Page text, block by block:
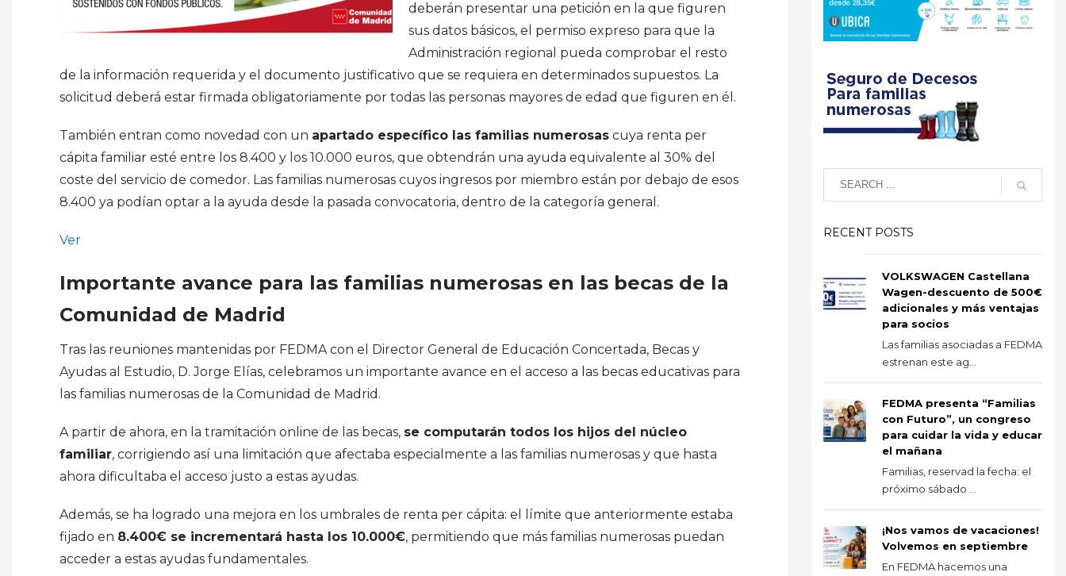
deberán presentar una petición en la que figuren
sus datos básicos, el permiso expreso para que la
Administración regional pueda comprobar el resto
de la información requerida y el documento justificativo que se requiera en determinados supuestos. La
solicitud deberá estar firmada obligatoriamente por todas las personas mayores de edad que figuren en él.
También entran como novedad con un apartado específico las familias numerosas cuya renta per
cápita familiar esté entre los 8.400 y los 10.000 euros, que obtendrán una ayuda equivalente al 30% del
coste del servicio de comedor. Las familias numerosas cuyos ingresos por miembro están por debajo de esos
8.400 ya podían optar a la ayuda desde la pasada convocatoria, dentro de la categoría general.
Ver
Importante avance para las familias numerosas en las becas de la
Comunidad de Madrid
Tras las reuniones mantenidas por FEDMA con el Director General de Educación Concertada, Becas y
Ayudas al Estudio, D. Jorge Elías, celebramos un importante avance en el acceso a las becas educativas para
las familias numerosas de la Comunidad de Madrid.
A partir de ahora, en la tramitación online de las becas, se computarán todos los hijos del núcleo
familiar, corrigiendo así una limitación que afectaba especialmente a las familias numerosas y que hasta
ahora dificultaba el acceso justo a estas ayudas.
Además, se ha logrado una mejora en los umbrales de renta per cápita: el límite que anteriormente estaba
fijado en 8.400€ se incrementará hasta los 10.000€, permitiendo que más familias numerosas puedan
acceder a estas ayudas fundamentales.
RECENT POSTS
VOLKSWAGEN Castellana
Wagen-descuento de 500€
adicionales y más ventajas
para socios
Las familias asociadas a FEDMA
estrenan este ag...
FEDMA presenta “Familias
con Futuro”, un congreso
para cuidar la vida y educar
el mañana
Familias, reservad la fecha: el
próximo sábado ...
¡Nos vamos de vacaciones!
Volvemos en septiembre
En FEDMA hacemos una